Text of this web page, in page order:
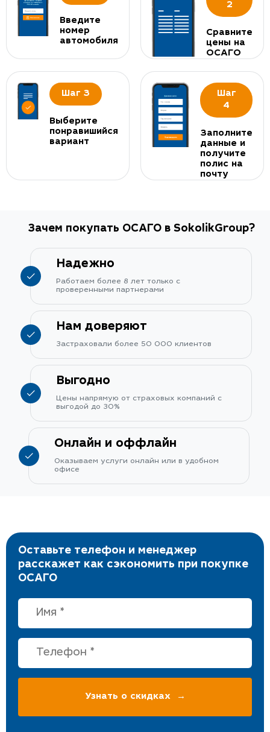
Введите
номер
автомобиля
2
Сравните
цены на
ОСАГО
Шаг 3
Выберите
понравишийся
вариант
Шаг
4
Заполните
данные и
получите
полис на
почту
Зачем покупать ОСАГО в SokolikGroup?
Надежно
Работаем более 8 лет только с
проверенными партнерами
Нам доверяют
Застраховали более 50 000 клиентов
Выгодно
Цены напрямую от страховых компаний с
выгодой до 30%
Онлайн и оффлайн
Оказываем услуги онлайн или в удобном
офисе
Оставьте телефон и менеджер
расскажет как сэкономить при покупке
ОСАГО